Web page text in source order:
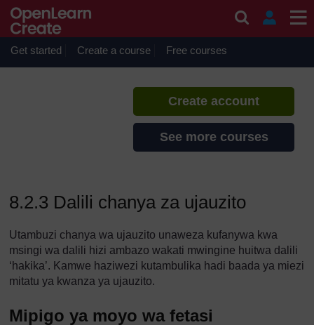
Get started Create a course Free courses
Utunzaji katika Ujauzito
If you create an account, you can
set up a personal learning profile
Create account
See more courses
8.2.3 Dalili chanya za ujauzito
Utambuzi chanya wa ujauzito unaweza kufanywa kwa
msingi wa dalili hizi ambazo wakati mwingine huitwa dalili
‘hakika’. Kamwe haziwezi kutambulika hadi baada ya miezi
mitatu ya kwanza ya ujauzito.
Mipigo ya moyo wa fetasi